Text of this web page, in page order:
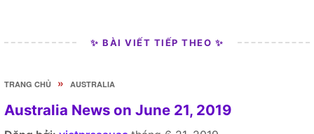
✨ BÀI VIẾT TIẾP THEO ✨
TRANG CHỦ » AUSTRALIA
Australia News on June 21, 2019